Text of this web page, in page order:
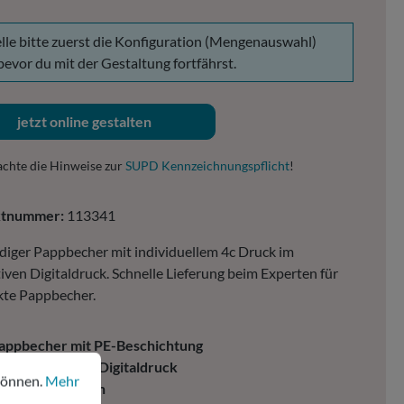
bitte zuerst die Konfiguration (Mengenauswahl)
du mit der Gestaltung fortfährst.
jetzt online gestalten
die Hinweise zur SUPD Kennzeichnungspflicht!
113341
Pappbecher mit individuellem 4c Druck im
Digitaldruck. Schnelle Lieferung beim Experten für
Pappbecher.
mit PE-Beschichtung
4c Digitaldruck
Expressoption
Mehr Informationen ...
Mehr